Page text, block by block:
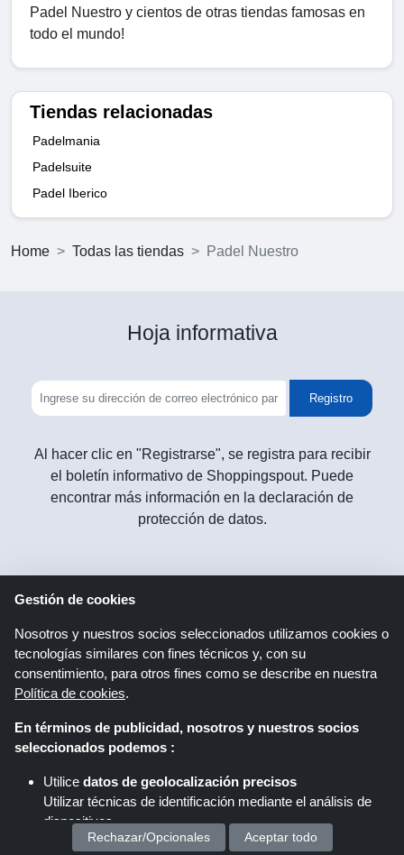
Padel Nuestro y cientos de otras tiendas famosas en
todo el mundo!
Tiendas relacionadas
Padelmania
Padelsuite
Padel Iberico
Home Todas las tiendas Padel Nuestro
Hoja informativa
Registro
Al hacer clic en "Registrarse", se registra para recibir
el boletín informativo de Shoppingspout. Puede
encontrar más información en la declaración de
protección de datos.
Shoppingspout.com/es
Shoppingspout UK
Livrecupom Shoppingspout DE
Gestión de cookies
Nosotros y nuestros socios seleccionados utilizamos cookies o
tecnologías similares con fines técnicos y, con su
consentimiento, para otros fines como se describe en nuestra
Política de cookies.
En términos de publicidad, nosotros y nuestros socios
seleccionados podemos :
Utilice datos de geolocalización precisos
Utilizar técnicas de identificación mediante el análisis de
dispositivos.
Almacenar y/o acceder a información en un dispositivo
Rechazar/Opcionales Aceptar todo